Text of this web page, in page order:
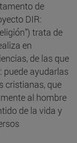
de
DIR:
trata de
en
de las que
ayudarlas
cristianas, que
al hombre
de la vida y